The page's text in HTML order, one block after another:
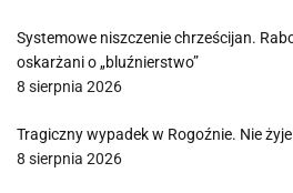
Systemowe niszczenie chrześcijan.
oskarżani o „bluźnierstwo”
8 sierpnia 2026
Tragiczny wypadek w Rogoźnie. Nie
8 sierpnia 2026